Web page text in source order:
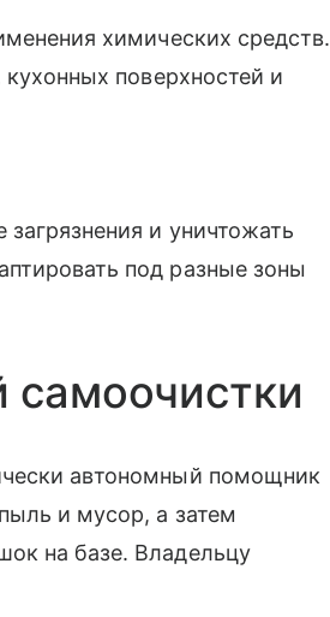
химических средств.
поверхностей и
и уничтожать
под разные зоны
самоочистки
автономный помощник
и мусор, а затем
на базе. Владельцу